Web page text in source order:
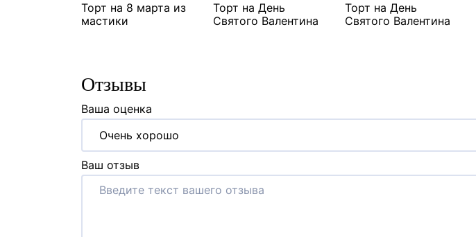
Торт на 8 марта из
мастики
Торт на День
Святого Валентина
Торт на День
Святого Валентина
Отзывы
Ваша оценка
Очень хорошо
Ваш отзыв